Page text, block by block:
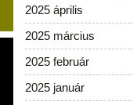
2025 április
2025 március
2025 február
2025 január